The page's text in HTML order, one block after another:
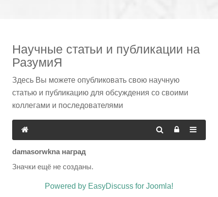
Научные статьи и публикации на
РазумиЯ
Здесь Вы можете опубликовать свою научную
статью и публикацию для обсуждения со своими
коллегами и последователями
damasorwkna наград
Значки ещё не созданы.
Powered by EasyDiscuss for Joomla!